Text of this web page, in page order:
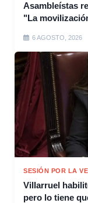
Asambleístas
"La
6 AGOSTO, 2026
SESIÓN POR LA
Villarruel
pero lo tiene